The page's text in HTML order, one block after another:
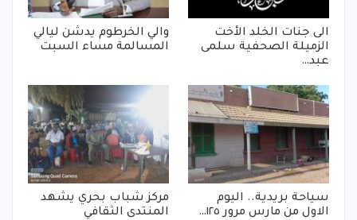
الى جنات الخلد الأخت
الزميلة الصحفية سلمى
عبد…
والي الخرطوم يدشن ليالي
المسالمة مساء السبت
سياحة بريدية.. اليوم
الاول من مارس مرور ١٢٥…
مركز شباب بحري يشهد
المنتدى الثقافي